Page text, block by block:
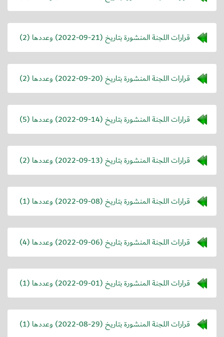
قرارات اللجنة المنشورة بتاريخ (2022-09-21) وعددها (2)
قرارات اللجنة المنشورة بتاريخ (2022-09-20) وعددها (2)
قرارات اللجنة المنشورة بتاريخ (2022-09-14) وعددها (5)
قرارات اللجنة المنشورة بتاريخ (2022-09-13) وعددها (2)
قرارات اللجنة المنشورة بتاريخ (2022-09-08) وعددها (1)
قرارات اللجنة المنشورة بتاريخ (2022-09-06) وعددها (4)
قرارات اللجنة المنشورة بتاريخ (2022-09-01) وعددها (1)
قرارات اللجنة المنشورة بتاريخ (2022-08-29) وعددها (1)